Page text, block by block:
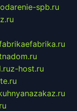
spb.ru
z-host.ru